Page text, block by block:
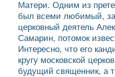
Матери. Одним из
был всеми любимый,
церковный деятель
Самарин, потомок
Интересно, что его
кругу московской
будущий священник, а